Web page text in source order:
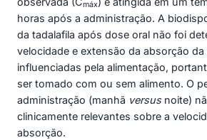
máx
horas após a administração. A
da tadalafila após dose oral não foi
velocidade e extensão da absorção da
influenciadas pela alimentação,
ser tomado com ou sem alimento. O
administração (manhã versusnoite)
clinicamente relevantes sobre a
absorção.